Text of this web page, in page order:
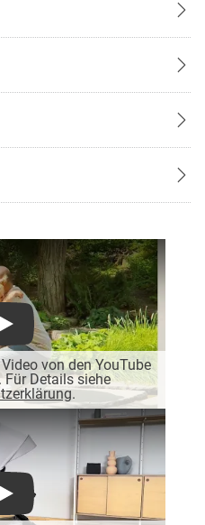
von den YouTube
Für Details siehe
.
Play
Play